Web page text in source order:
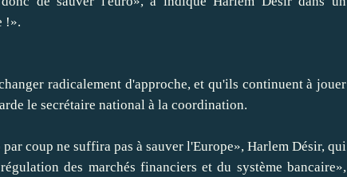
!».
radicalement d'approche, et qu'ils continuent à jouer
le secrétaire national à la coordination.
coup ne suffira pas à sauver l'Europe», Harlem Désir, qui
des marchés financiers et du système bancaire»,